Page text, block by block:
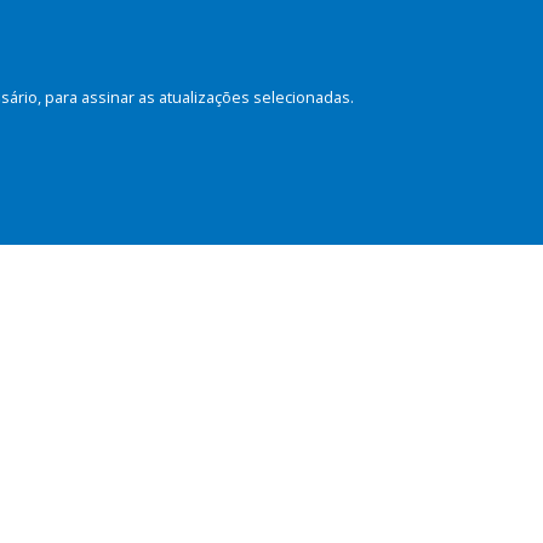
para assinar as atualizações selecionadas.